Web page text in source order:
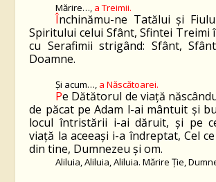
Mărire…, a Treimii.
Închinămu-ne Tatălui și
Spiritului celui Sfânt, Sfintei Treimi
cu Serafimii strigând: Sfânt,
Doamne.
Și acum…, a Născătoarei.
Pe Dătătorul de viață
de păcat pe Adam l-ai mântuit și
locul întristării i-ai dăruit, și pe
viață la aceeași i-a îndreptat, Cel
din tine, Dumnezeu și om.
Aliluia, Aliluia, Aliluia. Mărire Ție,